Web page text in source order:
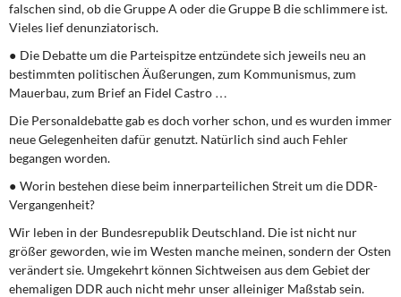
falschen sind, ob die Gruppe A oder die Gruppe B die schlimmere ist.
Vieles lief denunziatorisch.
● Die Debatte um die Parteispitze entzündete sich jeweils neu an
bestimmten politischen Äußerungen, zum Kommunismus, zum
Mauerbau, zum Brief an Fidel Castro …
Die Personaldebatte gab es doch vorher schon, und es wurden immer
neue Gelegenheiten dafür genutzt. Natürlich sind auch Fehler
begangen worden.
● Worin bestehen diese beim innerparteilichen Streit um die DDR-
Vergangenheit?
Wir leben in der Bundesrepublik Deutschland. Die ist nicht nur
größer geworden, wie im Westen manche meinen, sondern der Osten
verändert sie. Umgekehrt können Sichtweisen aus dem Gebiet der
ehemaligen DDR auch nicht mehr unser alleiniger Maßstab sein.